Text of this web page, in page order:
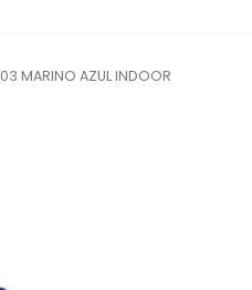
MARINO AZUL INDOOR